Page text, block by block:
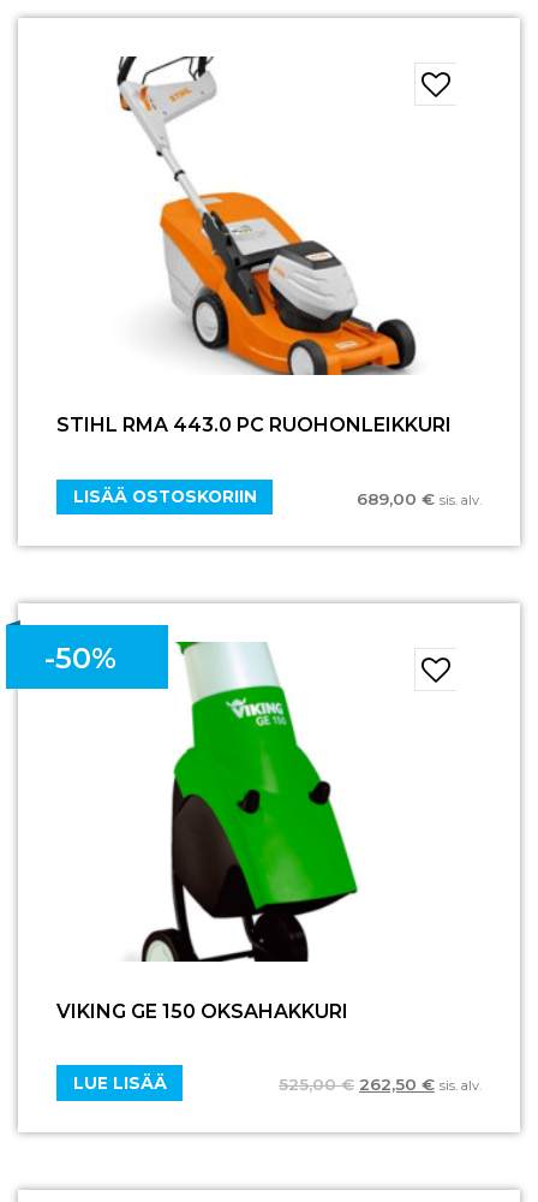
STIHL RMA 443.0 PC RUOHONLEIKKURI
689,00 € sis. alv.
LISÄÄ OSTOSKORIIN
-50%
VIKING GE 150 OKSAHAKKURI
525,00€ 262,50 € sis. alv.
LUE LISÄÄ